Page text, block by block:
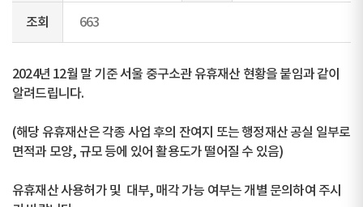
조회 663
2024년 12월 말 기준 서울 중구소관 유휴재산 현황을 붙임과 같이
알려드립니다.
(해당 유휴재산은 각종 사업 후의 잔여지 또는 행정재산 공실 일부로
면적과 모양, 규모 등에 있어 활용도가 떨어질 수 있음)
유휴재산 사용허가 및 대부, 매각 가능 여부는 개별 문의하여 주시